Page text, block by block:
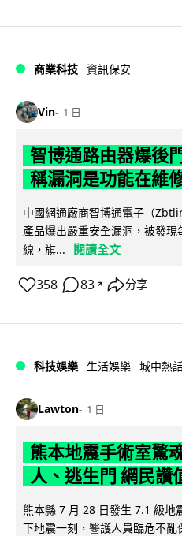
商業科技 資訊保安
Vin 1 日
智博通路由器爆後
稱漏洞是功能在維
中國網通廠商智博通電子（
產品爆出嚴重安全漏洞，被發
線，旗...
閱讀全文
358 83 ↗ 分享
科技娛樂 生活娛樂 城中熱
Lawton 1 日
熊本地震手術室驚
人、逃生門 網民讚
熊本縣 7 月 28 日發生 7.1 級地
下地震一刻，醫護人員臨危不